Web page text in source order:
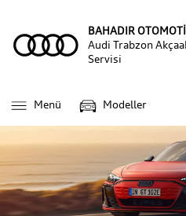
BAHADIR
Audi Trabzon
Servisi
Menü Modeller